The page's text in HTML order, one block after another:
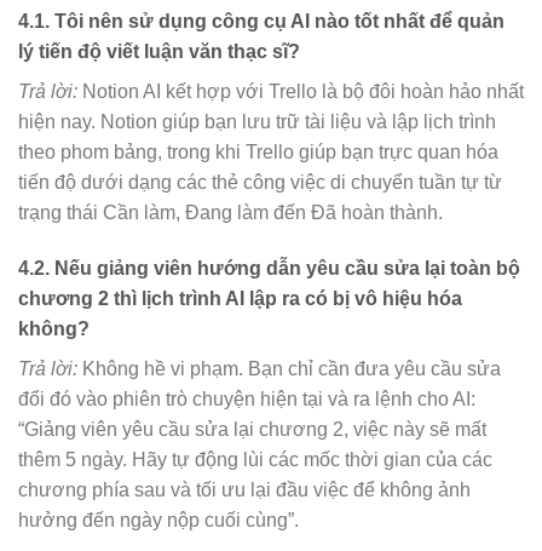
4.1. Tôi nên sử dụng công cụ AI nào tốt nhất để quản
lý tiến độ viết luận văn thạc sĩ?
Trả lời: Notion AI kết hợp với Trello là bộ đôi hoàn hảo nhất
hiện nay. Notion giúp bạn lưu trữ tài liệu và lập lịch trình
theo phom bảng, trong khi Trello giúp bạn trực quan hóa
tiến độ dưới dạng các thẻ công việc di chuyển tuần tự từ
trạng thái Cần làm, Đang làm đến Đã hoàn thành.
4.2. Nếu giảng viên hướng dẫn yêu cầu sửa lại toàn bộ
chương 2 thì lịch trình AI lập ra có bị vô hiệu hóa
không?
Trả lời: Không hề vi phạm. Bạn chỉ cần đưa yêu cầu sửa
đổi đó vào phiên trò chuyện hiện tại và ra lệnh cho AI:
“Giảng viên yêu cầu sửa lại chương 2, việc này sẽ mất
thêm 5 ngày. Hãy tự động lùi các mốc thời gian của các
chương phía sau và tối ưu lại đầu việc để không ảnh
hưởng đến ngày nộp cuối cùng”.